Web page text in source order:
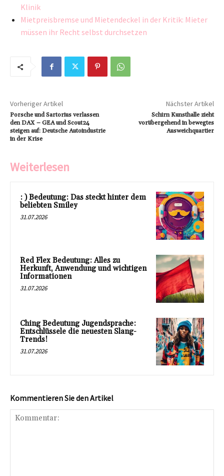
Klinik
Mietpreisbremse und Mietendeckel in der Kritik: Mieter
müssen ihr Recht selbst durchsetzen
Vorheriger Artikel
Porsche und Sartorius verlassen
den DAX – GEA und Scout24
steigen auf: Deutsche Autoindustrie
in der Krise
Nächster Artikel
Schirn Kunsthalle zieht
vorübergehend in bewegtes
Ausweichquartier
Weiterlesen
: ) Bedeutung: Das steckt hinter dem
beliebten Smiley
31.07.2026
Red Flex Bedeutung: Alles zu
Herkunft, Anwendung und wichtigen
Informationen
31.07.2026
Ching Bedeutung Jugendsprache:
Entschlüssele die neuesten Slang-
Trends!
31.07.2026
Kommentieren Sie den Artikel